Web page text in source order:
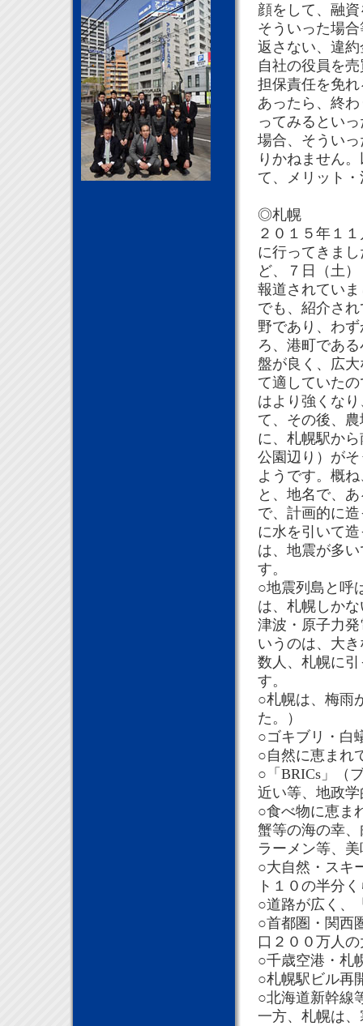
顔をして、融
そういった場
返さない、違
自社の役員を
担保責任を免
あったら、終
ってみるとい
場合、そうい
りかねません
て、メリット
◎札幌
２０１５年１
に行ってきま
ど、７日（土
報道されてい
でも、紹介さ
野であり、わ
ろ、港町であ
盤が良く、広
て適していた
はより強くな
て、その後、
に、札幌駅か
公園辺り）が
ようです。概
と、地名で、
で、計画的に
に水を引いて
は、地震が多
す。
○地震列島と呼
は、札幌しか
津波・原子力
いうのは、大
数人、札幌に
す。
○札幌は、梅雨
た。）
○ゴキブリ・白
○自然に恵まれ
○「BRICs」（
近い等、地政
○食べ物に恵ま
蟹等の海の幸
ラーメン等、
○大自然・スキ
ト１０の半分
○道路が広く、
○首都圏・関西
口２００万人
○千歳空港・札
○札幌駅ビル再
○北海道新幹線
一方、札幌は